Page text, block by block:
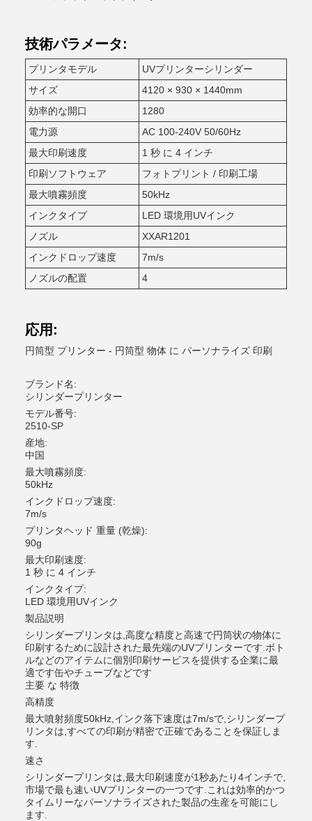
技術パラメータ:
プリンタモデル
UVプリンターシリンダー
サイズ
4120 × 930 × 1440mm
効率的な開口
1280
電力源
AC 100-240V 50/60Hz
最大印刷速度
1 秒 に 4 インチ
印刷ソフトウェア
フォトプリント / 印刷工場
最大噴霧頻度
50kHz
インクタイプ
LED 環境用UVインク
ノズル
XXAR1201
インクドロップ速度
7m/s
ノズルの配置
4
応用:
円筒型 プリンター - 円筒型 物体 に パーソナライズ 印刷
ブランド名:
シリンダープリンター
モデル番号:
2510-SP
産地:
中国
最大噴霧頻度:
50kHz
インクドロップ速度:
7m/s
プリンタヘッド 重量 (乾燥):
90g
最大印刷速度:
1 秒 に 4 インチ
インクタイプ:
LED 環境用UVインク
製品説明
シリンダープリンタは,高度な精度と高速で円筒状の物体に
印刷するために設計された最先端のUVプリンターです.ボト
ルなどのアイテムに個別印刷サービスを提供する企業に最
適です缶やチューブなどです
主要 な 特徴
高精度
最大噴射頻度50kHz,インク落下速度は7m/sで,シリンダープ
リンタは,すべての印刷が精密で正確であることを保証しま
す.
速さ
シリンダープリンタは,最大印刷速度が1秒あたり4インチで,
市場で最も速いUVプリンターの一つです.これは効率的かつ
タイムリーなパーソナライズされた製品の生産を可能にし
ます.